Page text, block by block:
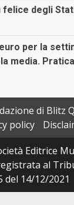
felice degli
per la
media.
di Blitz
policy
Editrice
al
del 14/12/2021